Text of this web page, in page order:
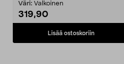
Väri: Valkoinen
319,90
Lisää ostoskoriin